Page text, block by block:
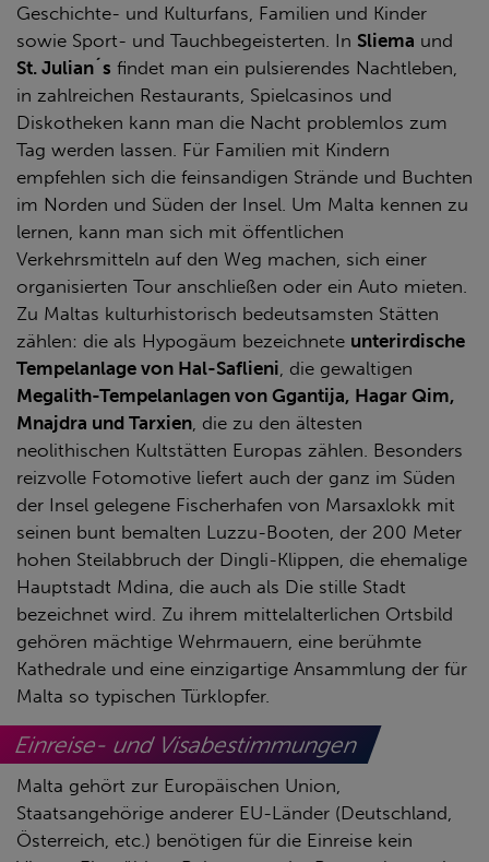
Geschichte- und Kulturfans, Familien und Kinder
sowie Sport- und Tauchbegeisterten. In Sliema und
St. Julian´s findet man ein pulsierendes Nachtleben,
in zahlreichen Restaurants, Spielcasinos und
Diskotheken kann man die Nacht problemlos zum
Tag werden lassen. Für Familien mit Kindern
empfehlen sich die feinsandigen Strände und Buchten
im Norden und Süden der Insel. Um Malta kennen zu
lernen, kann man sich mit öffentlichen
Verkehrsmitteln auf den Weg machen, sich einer
organisierten Tour anschließen oder ein Auto mieten.
Zu Maltas kulturhistorisch bedeutsamsten Stätten
zählen: die als Hypogäum bezeichnete unterirdische
Tempelanlage von Hal-Saflieni , die gewaltigen
Megalith-Tempelanlagen von Ggantija, Hagar Qim,
Mnajdra und Tarxien , die zu den ältesten
neolithischen Kultstätten Europas zählen. Besonders
reizvolle Fotomotive liefert auch der ganz im Süden
der Insel gelegene Fischerhafen von Marsaxlokk mit
seinen bunt bemalten Luzzu-Booten, der 200 Meter
hohen Steilabbruch der Dingli-Klippen, die ehemalige
Hauptstadt Mdina, die auch als Die stille Stadt
bezeichnet wird. Zu ihrem mittelalterlichen Ortsbild
gehören mächtige Wehrmauern, eine berühmte
Kathedrale und eine einzigartige Ansammlung der für
Malta so typischen Türklopfer.
Einreise- und Visabestimmungen
Malta gehört zur Europäischen Union,
Staatsangehörige anderer EU-Länder (Deutschland,
Österreich, etc.) benötigen für die Einreise kein